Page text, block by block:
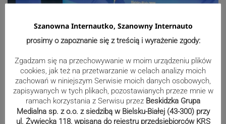
Szanowna Internautko, Szanowny Internauto
prosimy o zapoznanie się z treścią i wyrażenie zgody:
Zgadzam się na przechowywanie w moim urządzeniu plików
cookies, jak też na przetwarzanie w celach analizy moich
zachowań w niniejszym Serwisie moich danych osobowych,
zapisywanych w tych plikach, pozostawianych przeze mnie w
ramach korzystania z Serwisu przez Beskidzka Grupa
Medialna sp. z o.o. z siedzibą w Bielsku-Białej (43-300) przy
ul. Żywiecka 118, wpisana do rejestru przedsiębiorców KRS